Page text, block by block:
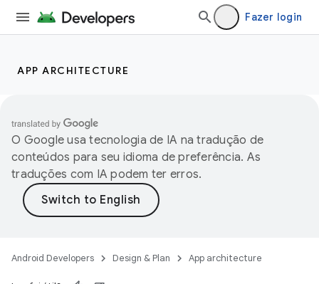
Fazer login
APP ARCHITECTURE
O Google usa tecnologia de IA na tradução de
conteúdos para seu idioma de preferência. As
traduções com IA podem ter erros.
Android Developers Design & Plan App architecture